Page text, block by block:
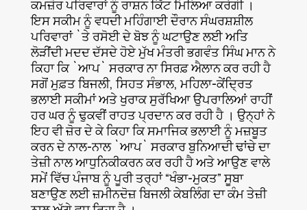
ਕਮਜ਼ੋਰ ਪਰਿਵਾਰਾਂ ਨੂੰ ਰਾਸ਼ਨ ਕਿੱਟ ਮਿਲਿਆ ਕਰੇਗੀ ।
ਇਸ ਸਕੀਮ ਨੂੰ ਵਧਦੀ ਮਹਿੰਗਾਈ ਦੌਰਾਨ ਸੰਘਰਸ਼ਸ਼ੀਲ
ਪਰਿਵਾਰਾਂ `ਤੇ ਰਸੋਈ ਦੇ ਬੋਝ ਨੂੰ ਘਟਾਉਣ ਲਈ ਅਤਿ
ਲੋੜੀਂਦੀ ਮਦਦ ਦੱਸਦੇ ਹੋਏ ਮੁੱਖ ਮੰਤਰੀ ਭਗਵੰਤ ਸਿੰਘ ਮਾਨ ਨੇ
ਕਿਹਾ ਕਿ `ਆਪ` ਸਰਕਾਰ ਨਾ ਸਿਰਫ਼ ਐਲਾਨ ਕਰ ਰਹੀ ਹੈ
ਸਗੋਂ ਮੁਫ਼ਤ ਬਿਜਲੀ, ਸਿਹਤ ਸੰਭਾਲ, ਮਹਿਲਾ-ਕੇਂਦ੍ਰਿਤ
ਭਲਾਈ ਸਕੀਮਾਂ ਅਤੇ ਖੁਰਾਕ ਸੁਰੱਖਿਆ ਉਪਰਾਲਿਆਂ ਰਾਹੀਂ
ਹਰ ਘਰ ਨੂੰ ਢੁਕਵੀਂ ਰਾਹਤ ਪ੍ਰਦਾਨ ਕਰ ਰਹੀ ਹੈ । ਉਨ੍ਹਾਂ ਨੇ
ਇਹ ਵੀ ਜ਼ੋਰ ਦੇ ਕੇ ਕਿਹਾ ਕਿ ਸਮਾਜਿਕ ਭਲਾਈ ਨੂੰ ਮਜ਼ਬੂਤ
ਕਰਨ ਦੇ ਨਾਲ-ਨਾਲ `ਆਪ` ਸਰਕਾਰ ਬੁਨਿਆਦੀ ਢਾਂਚੇ ਦਾ
ਤੇਜ਼ੀ ਨਾਲ ਆਧੁਨਿਕੀਕਰਨ ਕਰ ਰਹੀ ਹੈ ਅਤੇ ਆਉਣ ਵਾਲੇ
ਸਮੇਂ ਵਿੱਚ ਪੰਜਾਬ ਨੂੰ ਪੂਰੀ ਤਰ੍ਹਾਂ “ਖੰਭਾ-ਮੁਕਤ” ਸੂਬਾ
ਬਣਾਉਣ ਲਈ ਜ਼ਮੀਨਦੋਜ਼ ਬਿਜਲੀ ਕੇਬਲਿੰਗ ਦਾ ਕੰਮ ਤੇਜ਼ੀ